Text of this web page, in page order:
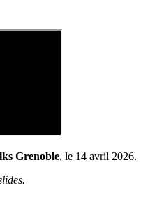
Grenoble, le 14 avril 2026.